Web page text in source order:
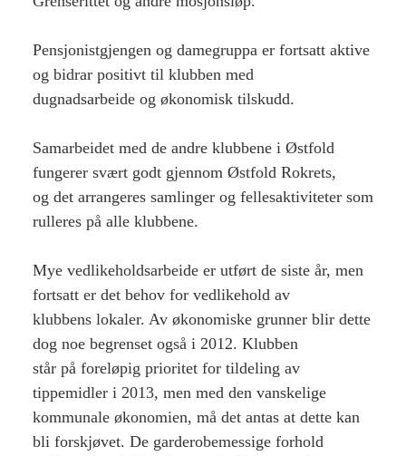
Pensjonistgjengen og damegruppa er fortsatt aktive
og bidrar positivt til klubben med
dugnadsarbeide og økonomisk tilskudd.
Samarbeidet med de andre klubbene i Østfold
fungerer svært godt gjennom Østfold Rokrets,
og det arrangeres samlinger og fellesaktiviteter som
rulleres på alle klubbene.
Mye vedlikeholdsarbeide er utført de siste år, men
fortsatt er det behov for vedlikehold av
klubbens lokaler. Av økonomiske grunner blir dette
dog noe begrenset også i 2012. Klubben
står på foreløpig prioritet for tildeling av
tippemidler i 2013, men med den vanskelige
kommunale økonomien, må det antas at dette kan
bli forskjøvet. De garderobemessige forhold